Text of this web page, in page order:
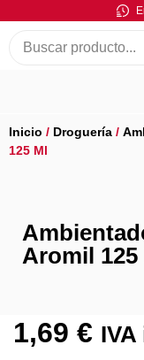
Inicio / Droguería /
125 Ml
Aromil 125
1,69 € IVA